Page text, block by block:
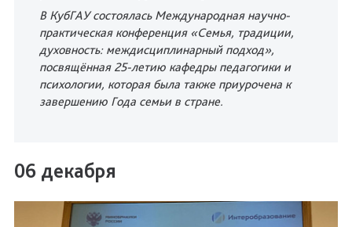
В КубГАУ состоялась Международная научно-
практическая конференция «Семья, традиции,
духовность: междисциплинарный подход»,
посвящённая 25-летию кафедры педагогики и
психологии, которая была также приурочена к
завершению Года семьи в стране.
06 декабря